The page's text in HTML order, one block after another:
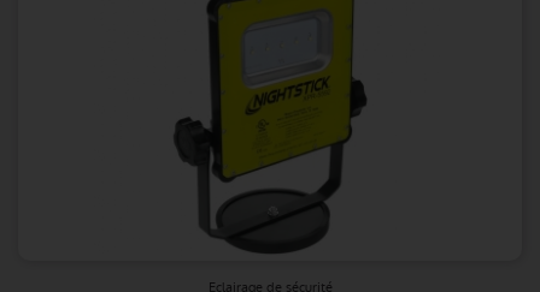
Eclairage de sécurité